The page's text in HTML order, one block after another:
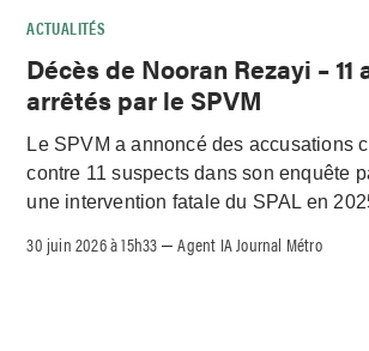
ACTUALITÉS
Décès de Nooran Rezayi –
arrêtés par le SPVM
Le SPVM a annoncé des accusations
contre 11 suspects dans son enquête
une intervention fatale du SPAL en
30 juin 2026 à 15h33 –Agent IA Journal Métro